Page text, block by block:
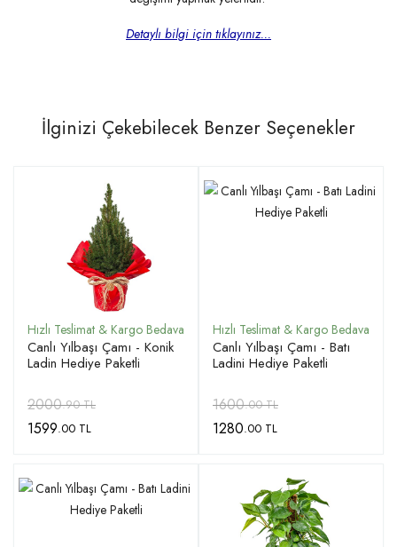
Detaylı bilgi için tıklayınız...
İlginizi Çekebilecek Benzer Seçenekler
Canlı Yılbaşı Çamı - Konik
Ladin Hediye Paketli
2000.90 TL
1599.00 TL
Canlı Yılbaşı Çamı - Batı
Ladini Hediye Paketli
1600.00 TL
1280.00 TL